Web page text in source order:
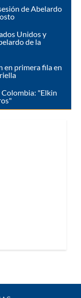
de Abelardo
Unidos y
de la
en primera fila en
"Elkin